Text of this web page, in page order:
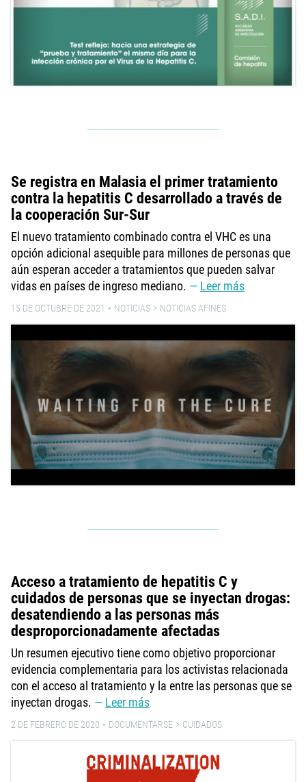
Se registra en Malasia el primer tratamiento
contra la hepatitis C desarrollado a través de
la cooperación Sur-Sur
El nuevo tratamiento combinado contra el VHC es una
opción adicional asequible para millones de personas que
aún esperan acceder a tratamientos que pueden salvar
vidas en países de ingreso mediano.
Leer más
15 DE OCTUBRE DE 2021 NOTICIAS NOTICIAS AFINES
Acceso a tratamiento de hepatitis C y
cuidados de personas que se inyectan drogas:
desatendiendo a las personas más
desproporcionadamente afectadas
Un resumen ejecutivo tiene como objetivo proporcionar
evidencia complementaria para los activistas relacionada
con el acceso al tratamiento y la entre las personas que se
inyectan drogas.
Leer más
2 DE FEBRERO DE 2020 DOCUMENTARSE CUIDADOS